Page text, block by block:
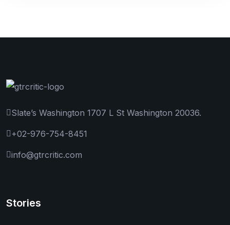
Slate’s Washington 1707 L St Washington 20036.
+02-976-754-8451
info@gtrcritic.com
Stories